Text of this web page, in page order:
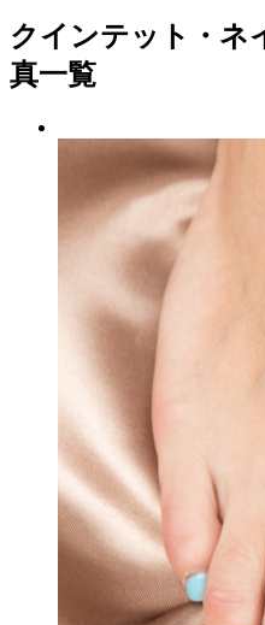
クインテット・ネ
真一覧